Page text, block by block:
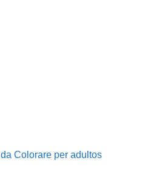
da Colorare per adultos